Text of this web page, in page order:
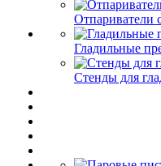
Отпариватели
Гладильные
Стенды для